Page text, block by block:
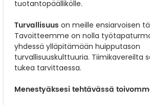
tuotantopäällikölle.
Turvallisuus on meille ensiarvoisen
Tavoitteemme on nolla
yhdessä ylläpitämään huipputason
turvallisuuskulttuuria. Tiimikavereilta
tukea tarvittaessa.
Menestyäksesi tehtävässä